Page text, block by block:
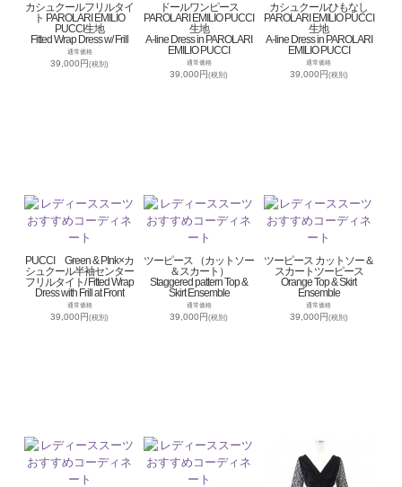
カシュクールフリルタイ
ト PAROLARI EMILIO
PUCCI生地
Fitted Wrap Dress w/ Frill
通常価格
39,000円(税別)
ドールワンピース
PAROLARI EMILIO PUCCI
生地
A-line Dress in PAROLARI
EMILIO PUCCI
通常価格
39,000円(税別)
カシュクールひもなし
PAROLARI EMILIO PUCCI
生地
A-line Dress in PAROLARI
EMILIO PUCCI
通常価格
39,000円(税別)
PUCCI Green & PInk×カ
シュクール半袖センター
フリルタイト/ Fitted Wrap
Dress with Frill at Front
通常価格
39,000円(税別)
ツーピース （カットソー
＆スカート）
Staggered pattern Top &
Skirt Ensemble
通常価格
39,000円(税別)
ツーピース カットソー＆
スカートツーピース
Orange Top & Skirt
Ensemble
通常価格
39,000円(税別)